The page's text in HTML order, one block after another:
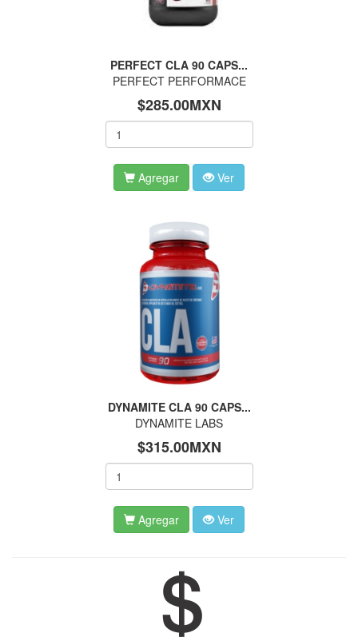
PERFECT CLA 90 CAPS...
PERFECT PERFORMACE
$285.00MXN
Agregar Ver
DYNAMITE CLA 90 CAPS...
DYNAMITE LABS
$315.00MXN
Agregar Ver